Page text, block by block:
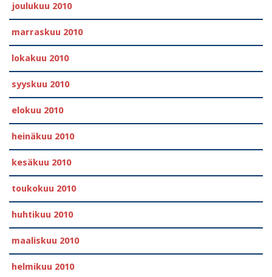
joulukuu 2010
marraskuu 2010
lokakuu 2010
syyskuu 2010
elokuu 2010
heinäkuu 2010
kesäkuu 2010
toukokuu 2010
huhtikuu 2010
maaliskuu 2010
helmikuu 2010